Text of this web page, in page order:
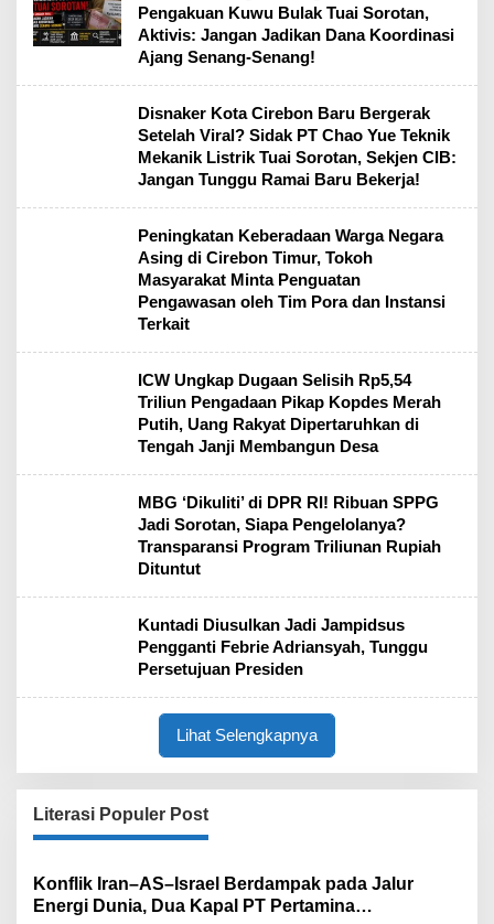
Pengakuan Kuwu Bulak Tuai Sorotan,
Aktivis: Jangan Jadikan Dana Koordinasi
Ajang Senang-Senang!
Disnaker Kota Cirebon Baru Bergerak
Setelah Viral? Sidak PT Chao Yue Teknik
Mekanik Listrik Tuai Sorotan, Sekjen CIB:
Jangan Tunggu Ramai Baru Bekerja!
Peningkatan Keberadaan Warga Negara
Asing di Cirebon Timur, Tokoh
Masyarakat Minta Penguatan
Pengawasan oleh Tim Pora dan Instansi
Terkait
ICW Ungkap Dugaan Selisih Rp5,54
Triliun Pengadaan Pikap Kopdes Merah
Putih, Uang Rakyat Dipertaruhkan di
Tengah Janji Membangun Desa
MBG ‘Dikuliti’ di DPR RI! Ribuan SPPG
Jadi Sorotan, Siapa Pengelolanya?
Transparansi Program Triliunan Rupiah
Dituntut
Kuntadi Diusulkan Jadi Jampidsus
Pengganti Febrie Adriansyah, Tunggu
Persetujuan Presiden
Lihat Selengkapnya
Literasi Populer Post
Konflik Iran–AS–Israel Berdampak pada Jalur
Energi Dunia, Dua Kapal PT Pertamina